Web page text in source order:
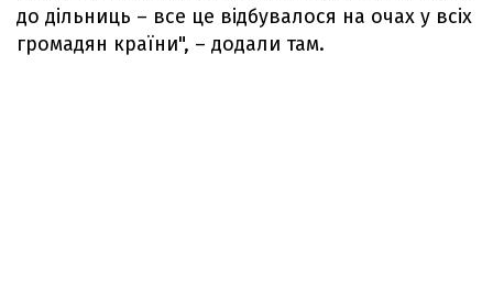
до дільниць – все це відбувалося на очах у всіх
громадян країни", – додали там.